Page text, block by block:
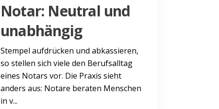
Notar: Neutral und
unabhängig
Stempel aufdrücken und abkassieren,
so stellen sich viele den Berufsalltag
eines Notars vor. Die Praxis sieht
anders aus: Notare beraten Menschen
in v...